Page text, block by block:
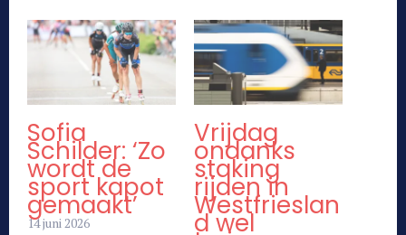
Sofia
Schilder: ‘Zo
wordt de
sport kapot
gemaakt’
14 juni 2026
Vrijdag
ondanks
staking
rijden in
Westfrieslan
d wel